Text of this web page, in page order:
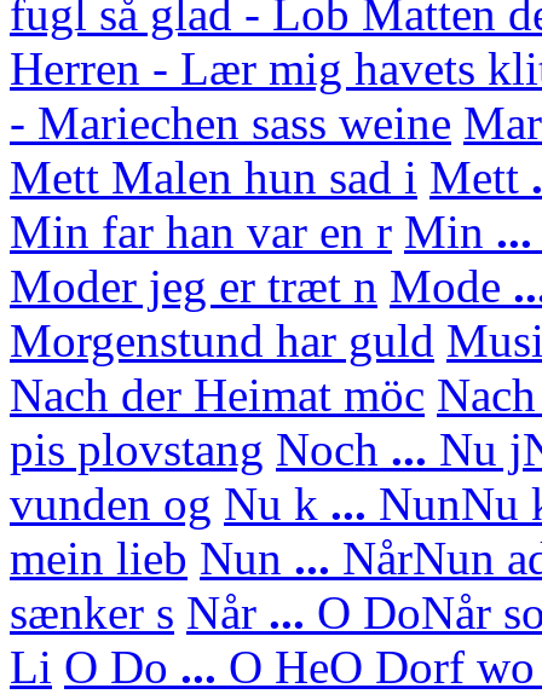
fugl så glad - Lob Matten
Herren - Lær mig havets
- Mariechen sass weine
Mett Malen hun sad i Mett
Min far han var en r Min
Moder jeg er træt n Mode
Morgenstund har guld
Nach der Heimat möc Nach
pis plovstang Noch ... Nu j
vunden og Nu k ... NunNu
mein lieb Nun ... NårNun
sænker s Når ... O DoNår
Li O Do ... O HeO Dorf